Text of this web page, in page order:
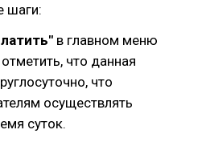
шаги:
в главном меню
что данная
что
осуществлять
суток.